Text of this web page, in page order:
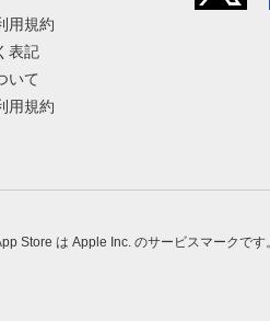
用規約
表記
いて
用規約
Store は Apple Inc. のサービスマークです